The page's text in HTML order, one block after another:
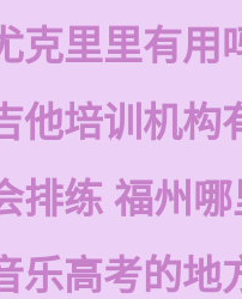
克里里有用
他培训机构
排练 福州
乐高考的地